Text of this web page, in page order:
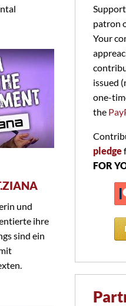
und
ihre
sind ein
patron
Your
issued
one-
the
pledge
FOR